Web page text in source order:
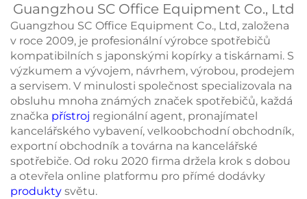
Guangzhou SC Office Equipment Co., Ltd
Guangzhou SC Office Equipment Co., Ltd, založena
v roce 2009, je profesionální výrobce spotřebičů
kompatibilních s japonskými kopírky a tiskárnami. S
výzkumem a vývojem, návrhem, výrobou, prodejem
a servisem. V minulosti společnost specializovala na
obsluhu mnoha známých značek spotřebičů, každá
značka přístroj regionální agent, pronajímatel
kancelářského vybavení, velkoobchodní obchodník,
exportní obchodník a továrna na kancelářské
spotřebiče. Od roku 2020 firma držela krok s dobou
a otevřela online platformu pro přímé dodávky
produkty světu.